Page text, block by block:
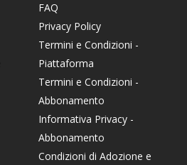
FAQ
Privacy Policy
Termini e Condizioni -
Piattaforma
Termini e Condizioni -
Abbonamento
Informativa Privacy -
Abbonamento
Condizioni di Adozione e